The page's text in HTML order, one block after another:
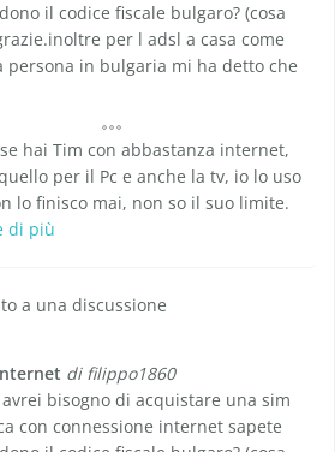
il codice fiscale bulgaro? (cosa
per l adsl a casa come
persona in bulgaria mi ha detto che
hai Tim con abbastanza internet,
per il Pc e anche la tv, io lo uso
lo finisco mai, non so il suo limite.
di più
a una discussione
di filippo1860
bisogno di acquistare una sim
con connessione internet sapete